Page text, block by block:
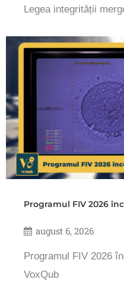
Legea integrității
Programul FIV 2026
august 6, 2026
Programul FIV 2026
VoxQub